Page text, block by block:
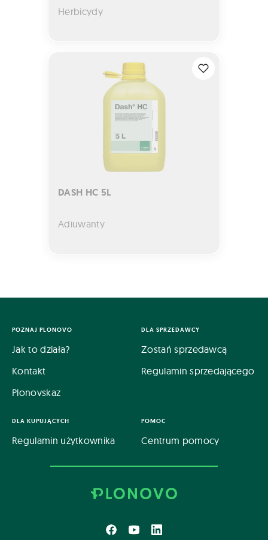
Herbicydy
DASH HC 5L
Adiuwanty
POZNAJ PLONOVO
Jak to działa?
Kontakt
Plonovskaz
DLA SPRZEDAWCY
Zostań sprzedawcą
Regulamin sprzedającego
DLA KUPUJĄCYCH
Regulamin użytkownika
POMOC
Centrum pomocy